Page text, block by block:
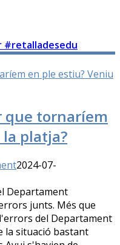
que tornaríem
platja?
2024-07-
Departament
junts. Més que
del Departament
la situació bastant